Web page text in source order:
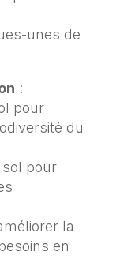
unes de
:
pour
du
pour
la
en